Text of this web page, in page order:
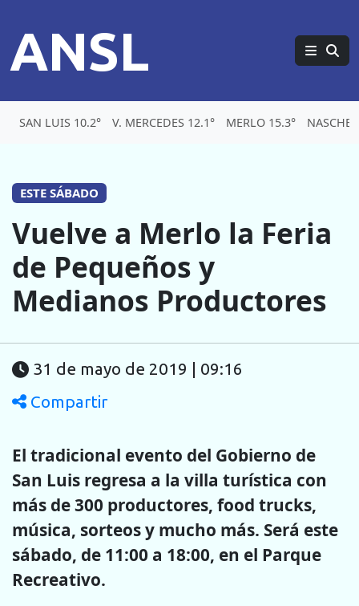
ANSL
SAN LUIS 10.2° V. MERCEDES 12.1° MERLO 15.3°
ESTE SÁBADO
Vuelve a Merlo la Feria
de Pequeños y
Medianos Productores
31 de mayo de 2019 | 09:16
Compartir
El tradicional evento del Gobierno de
San Luis regresa a la villa turística con
más de 300 productores, food trucks,
música, sorteos y mucho más. Será este
sábado, de 11:00 a 18:00, en el Parque
Recreativo.